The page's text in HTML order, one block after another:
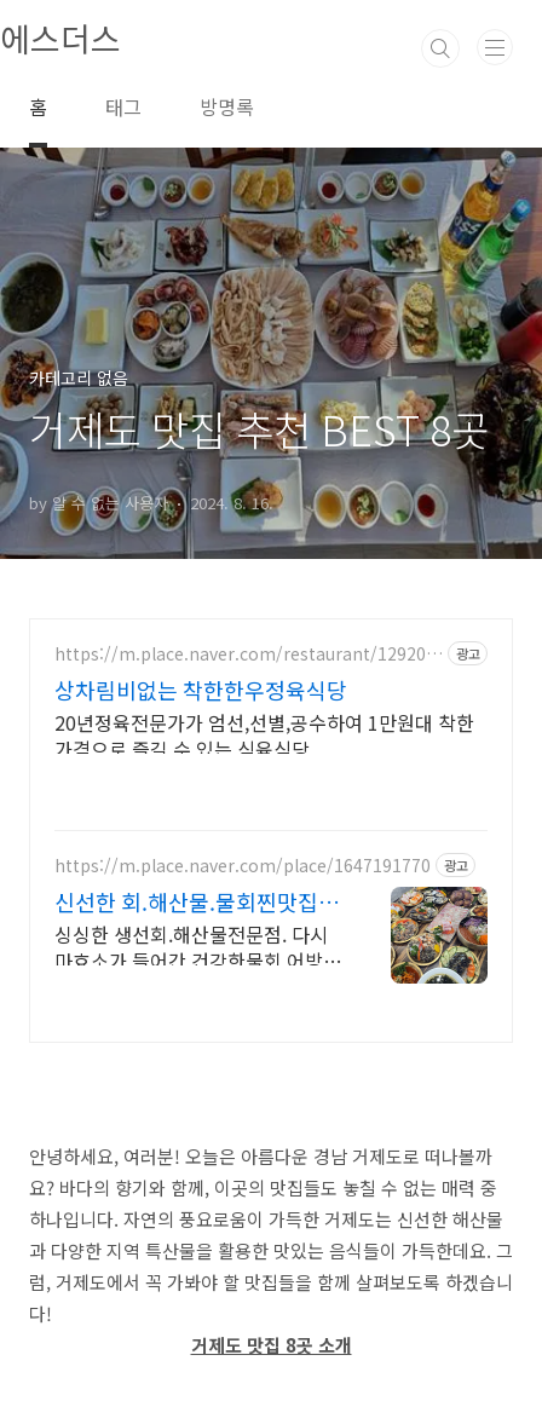
에스더스
홈 태그 방명록
카테고리 없음
거제도 맛집 추천 BEST 8곳
by 알 수 없는 사용자 2024. 8. 16.
https://m.place.naver.com/restaurant/129205
광고
상차림비없는 착한한우정육식당
20년정육전문가가 엄선,선별,공수하여 1만원대 착한
가격으로 즐길 수 있는 식육식당
https://m.place.naver.com/place/1647191770 광고
신선한 회.해산물.물회찐맛집
어방가횟집 산지경매직송
싱싱한 생선회.해산물전문점. 다시
마효소가 들어간 건강한물회.어방
안녕하세요, 여러분! 오늘은 아름다운 경남 거제도로 떠나볼까
요? 바다의 향기와 함께, 이곳의 맛집들도 놓칠 수 없는 매력 중
하나입니다. 자연의 풍요로움이 가득한 거제도는 신선한 해산물
과 다양한 지역 특산물을 활용한 맛있는 음식들이 가득한데요. 그
럼, 거제도에서 꼭 가봐야 할 맛집들을 함께 살펴보도록 하겠습니
다!
거제도 맛집 8곳 소개